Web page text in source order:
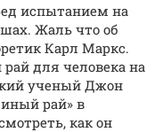
испытанием на
Жаль что об
Карл Маркс.
для человека на
ученый Джон
рай» в
как он